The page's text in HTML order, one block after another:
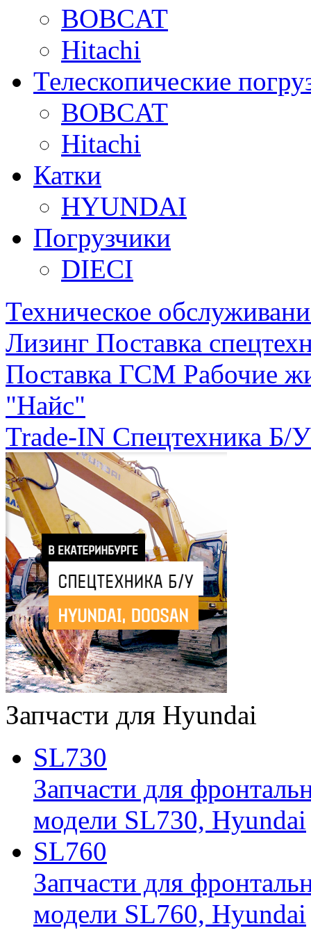
BOBCAT
Hitachi
Телескопические
BOBCAT
Hitachi
Катки
HYUNDAI
Погрузчики
DIECI
Техническое
Лизинг Поставка
Поставка ГСМ Рабочие
"Найс"
Trade-IN Спецтехника Б/У
Запчасти для Hyundai
SL730
Запчасти для
модели SL730, Hyundai
SL760
Запчасти для
модели SL760, Hyundai